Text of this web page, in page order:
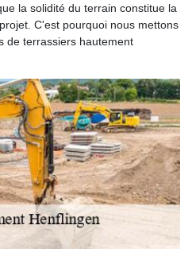
la solidité du terrain constitue la
C'est pourquoi nous mettons
de terrassiers hautement